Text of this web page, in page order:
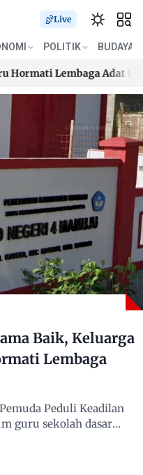
Live
POLITIK BUDAYA
Lembaga Adat
Lembaga Adat
Baik, Keluarga
Lembaga
Peduli Keadilan
guru sekolah dasar